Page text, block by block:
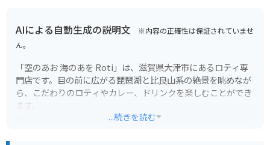
AIによる自動生成の説明文 ※内容の正確性は保証されていませ
ん。
「空のあお 海のあを Roti」は、滋賀県大津市にあるロティ専
門店です。目の前に広がる琵琶湖と比良山系の絶景を眺めなが
ら、こだわりのロティやカレー、ドリンクを楽しむことができ
ます。
...続きを読む